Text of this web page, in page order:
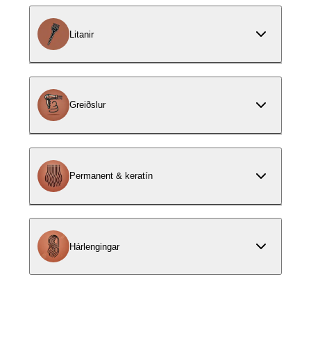
Litanir
Greiðslur
Permanent & keratín
Hárlengingar